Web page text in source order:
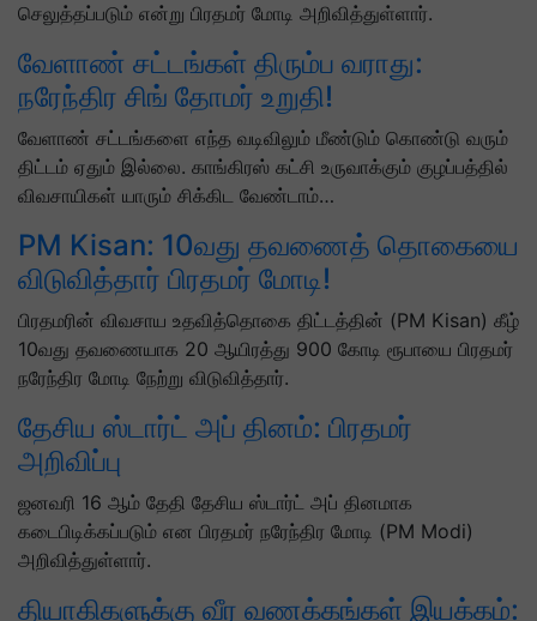
செலுத்தப்படும் என்று பிரதமர் மோடி அறிவித்துள்ளார்.
வேளாண் சட்டங்கள் திரும்ப வராது:
நரேந்திர சிங் தோமர் உறுதி!
வேளாண் சட்டங்களை எந்த வடிவிலும் மீண்டும் கொண்டு வரும்
திட்டம் ஏதும் இல்லை. காங்கிரஸ் கட்சி உருவாக்கும் குழப்பத்தில்
விவசாயிகள் யாரும் சிக்கிட வேண்டாம்…
PM Kisan: 10வது தவணைத் தொகையை
விடுவித்தார் பிரதமர் மோடி!
பிரதமரின் விவசாய உதவித்தொகை திட்டத்தின் (PM Kisan) கீழ்
10வது தவணையாக 20 ஆயிரத்து 900 கோடி ரூபாயை பிரதமர்
நரேந்திர மோடி நேற்று விடுவித்தார்.
தேசிய ஸ்டார்ட் அப் தினம்: பிரதமர்
அறிவிப்பு
ஜனவரி 16 ஆம் தேதி தேசிய ஸ்டார்ட் அப் தினமாக
கடைபிடிக்கப்படும் என பிரதமர் நரேந்திர மோடி (PM Modi)
அறிவித்துள்ளார்.
தியாகிகளுக்கு வீர வணக்கங்கள் இயக்கம்: